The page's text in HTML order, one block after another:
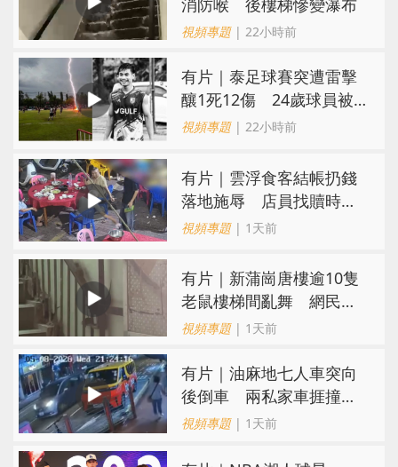
消防喉 後樓梯慘變瀑布
視頻專題| 22小時前
有片｜泰足球賽突遭雷擊
釀1死12傷 24歲球員被
閃電劈中亡
視頻專題| 22小時前
​有片｜雲浮食客結帳扔錢
落地施辱 店員找贖時還
施彼身獲老闆肯定
視頻專題| 1天前
有片｜新蒲崗唐樓逾10隻
老鼠樓梯間亂舞 網民嚇
親：每次經過都要好大勇
視頻專題| 1天前
有片｜油麻地七人車突向
後倒車 兩私家車捱撞
司機不顧而去
視頻專題| 1天前